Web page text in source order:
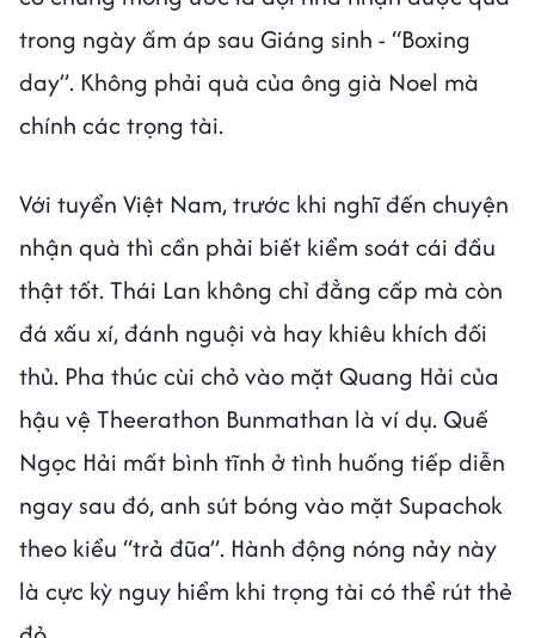
trong ngày ấm áp sau Giáng sinh - “Boxing
day”. Không phải quà của ông già Noel mà
chính các trọng tài.
Với tuyển Việt Nam, trước khi nghĩ đến chuyện
nhận quà thì cần phải biết kiểm soát cái đầu
thật tốt. Thái Lan không chỉ đẳng cấp mà còn
đá xấu xí, đánh nguội và hay khiêu khích đối
thủ. Pha thúc cùi chỏ vào mặt Quang Hải của
hậu vệ Theerathon Bunmathan là ví dụ. Quế
Ngọc Hải mất bình tĩnh ở tình huống tiếp diễn
ngay sau đó, anh sút bóng vào mặt Supachok
theo kiểu “trả đũa”. Hành động nóng nảy này
là cực kỳ nguy hiểm khi trọng tài có thể rút thẻ